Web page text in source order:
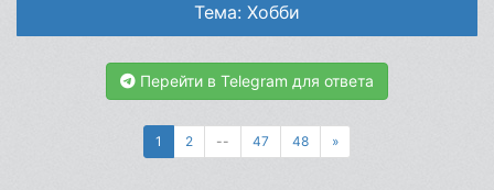
Тема: Хобби
Перейти в Telegram для ответа
1 2 -- 47 48 »